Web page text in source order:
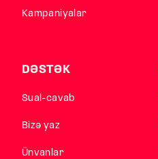
Kampaniyalar
DƏSTƏK
Sual-cavab
Bizə yaz
Ünvanlar